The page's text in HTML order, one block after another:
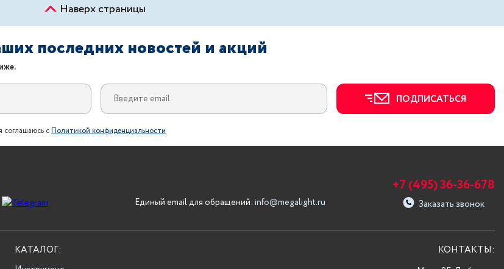
Наверх страницы
последних новостей и акций
ПОДПИСАТЬСЯ
соглашаюсь сПолитикой конфиденциальности
Единый email для обращений: info@megalight.ru
+7 (495) 36-36-678
Заказать звонок
КАТАЛОГ: КОНТАКТЫ: